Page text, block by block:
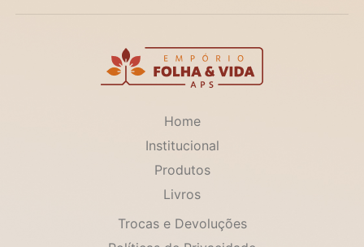
Home
Institucional
Produtos
Livros
Trocas e Devoluções